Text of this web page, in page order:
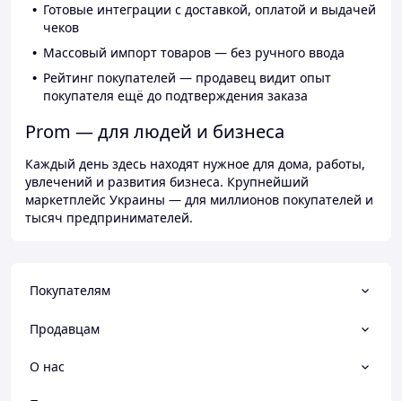
Готовые интеграции с доставкой, оплатой и выдачей
чеков
Массовый импорт товаров — без ручного ввода
Рейтинг покупателей — продавец видит опыт
покупателя ещё до подтверждения заказа
Prom — для людей и бизнеса
Каждый день здесь находят нужное для дома, работы,
увлечений и развития бизнеса. Крупнейший
маркетплейс Украины — для миллионов покупателей и
тысяч предпринимателей.
Покупателям
Продавцам
О нас